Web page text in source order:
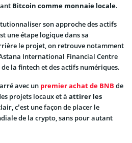
Bitcoin comme monnaie locale.
son approche des actifs
une étape logique dans sa
le projet, on retrouve notamment
International Financial Centre
de la fintech et des actifs numériques.
avec un premier achat de BNB de
projets locaux et à attirer les
c’est une façon de placer le
de la crypto, sans pour autant